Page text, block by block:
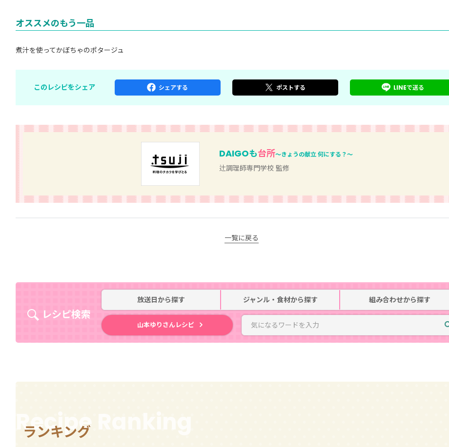
オススメのもう一品
煮汁を使ってかぼちゃのポタージュ
このレシピをシェア シェアする ポストする LINEで送る
DAIGOも台所～きょうの献立 何にする？～
辻調理師専門学校 監修
一覧に戻る
レシピ検索
放送日から探す ジャンル・食材から探す 組み合わせから探す
山本ゆりさんレシピ
ランキング
Recipe Ranking